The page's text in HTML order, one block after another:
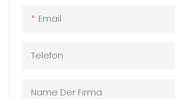
Email
Telefon
Name Der Firma